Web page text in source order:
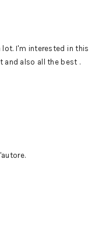
I'm interested in this
and also all the best .